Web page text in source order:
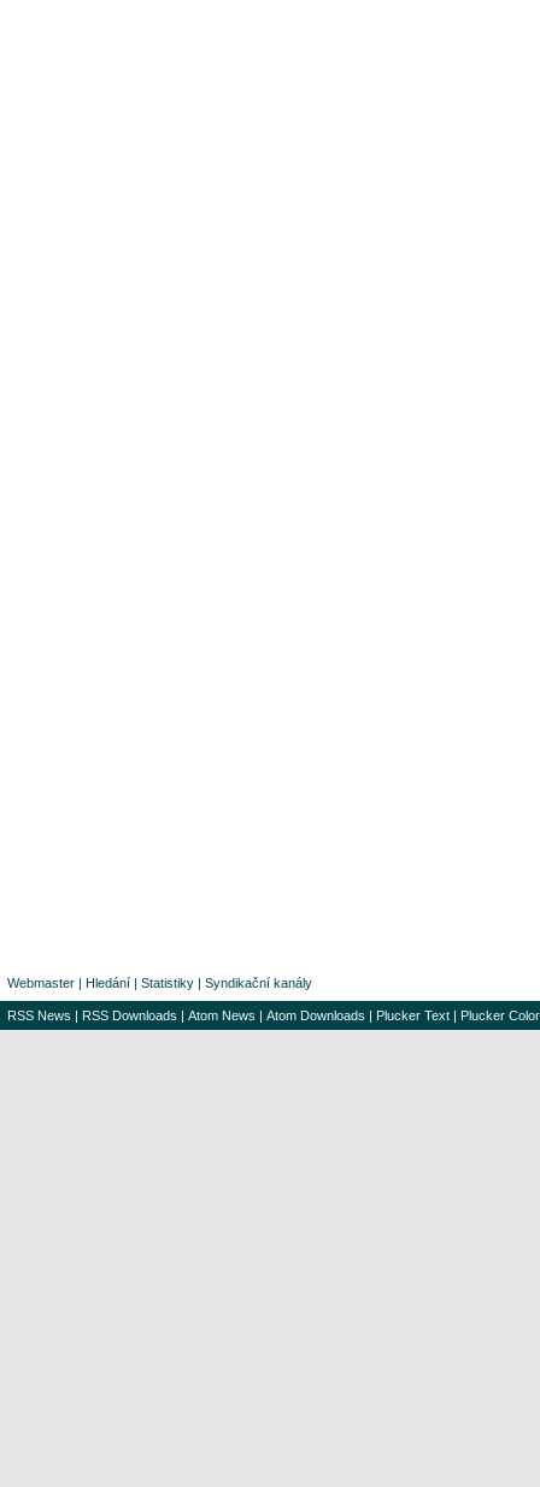
Webmaster | Hledání | Statistiky | Syndikační kanály
RSS News | RSS Downloads | Atom News | Atom Downloads | Plucker Text | Plucker Color